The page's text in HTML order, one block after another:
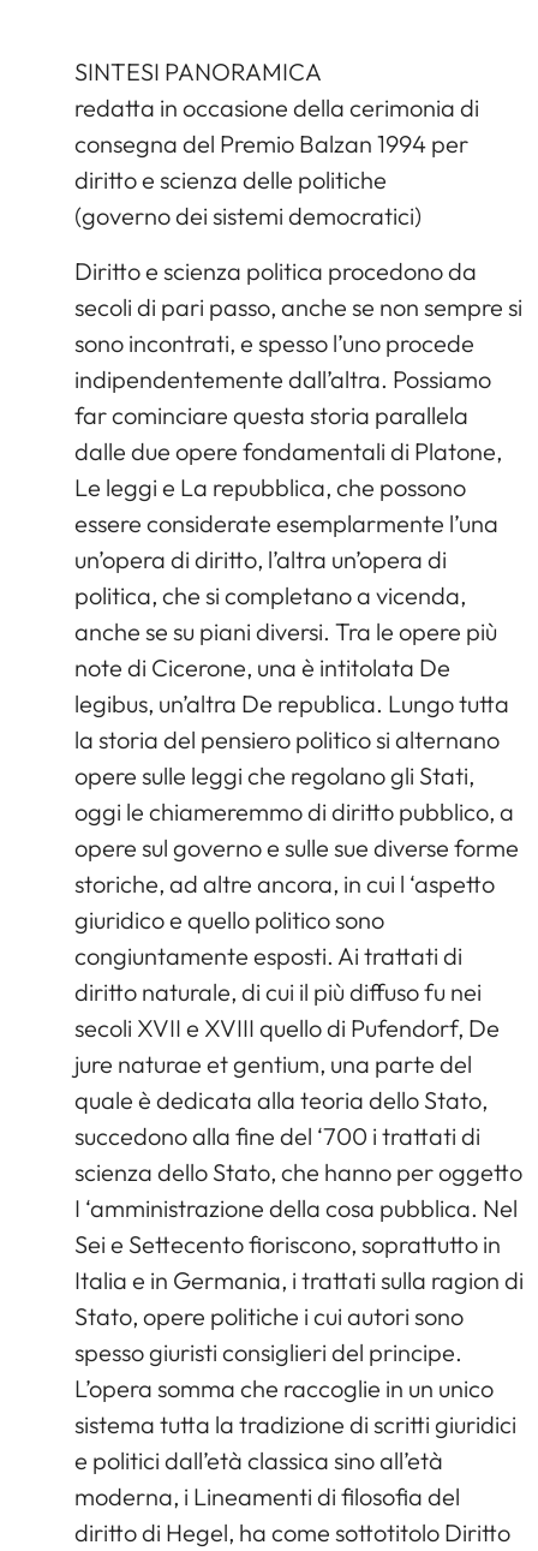
SINTESI PANORAMICA
redatta in occasione della cerimonia di
consegna del Premio Balzan 1994 per
diritto e scienza delle politiche
(governo dei sistemi democratici)
Diritto e scienza politica procedono da
secoli di pari passo, anche se non sempre si
sono incontrati, e spesso l’uno procede
indipendentemente dall’altra. Possiamo
far cominciare questa storia parallela
dalle due opere fondamentali di Platone,
Le leggi e La repubblica, che possono
essere considerate esemplarmente l’una
un’opera di diritto, l’altra un’opera di
politica, che si completano a vicenda,
anche se su piani diversi. Tra le opere più
note di Cicerone, una è intitolata De
legibus, un’altra De republica. Lungo tutta
la storia del pensiero politico si alternano
opere sulle leggi che regolano gli Stati,
oggi le chiameremmo di diritto pubblico, a
opere sul governo e sulle sue diverse forme
storiche, ad altre ancora, in cui l ‘aspetto
giuridico e quello politico sono
congiuntamente esposti. Ai trattati di
diritto naturale, di cui il più diffuso fu nei
secoli XVII e XVIII quello di Pufendorf, De
jure naturae et gentium, una parte del
quale è dedicata alla teoria dello Stato,
succedono alla fine del ‘700 i trattati di
scienza dello Stato, che hanno per oggetto
I ‘amministrazione della cosa pubblica. Nel
Sei e Settecento fioriscono, soprattutto in
Italia e in Germania, i trattati sulla ragion di
Stato, opere politiche i cui autori sono
spesso giuristi consiglieri del principe.
L’opera somma che raccoglie in un unico
sistema tutta la tradizione di scritti giuridici
e politici dall’età classica sino all’età
moderna, i Lineamenti di filosofia del
diritto di Hegel, ha come sottotitolo Diritto